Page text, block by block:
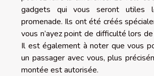
gadgets qui vous seront utiles
promenade. Ils ont été créés
vous n’ayez point de difficulté lors
Il est également à noter que vous
un passager avec vous, plus
montée est autorisée.